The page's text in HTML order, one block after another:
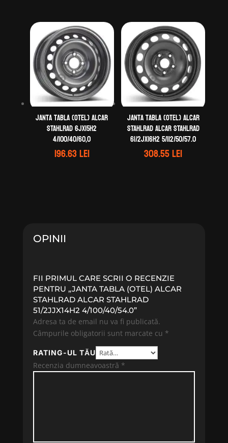
Janta tabla (otel) ALCAR
STAHLRAD 6Jx15H2
4/100/40/60,0
196.63lei
Janta tabla (otel) ALCAR
STAHLRAD ALCAR STAHLRAD
61/2Jx16H2 5/112/50/57.0
308.55lei
OPINII
FII PRIMUL CARE SCRII O RECENZIE
PENTRU „JANTA TABLA (OTEL) ALCAR
STAHLRAD ALCAR STAHLRAD
51/2JJX14H2 4/100/40/54.0”
Adresa ta de email nu va fi publicată.
Câmpurile obligatorii sunt marcate cu *
RATING-UL TĂU
Recenzia dumneavoastră *